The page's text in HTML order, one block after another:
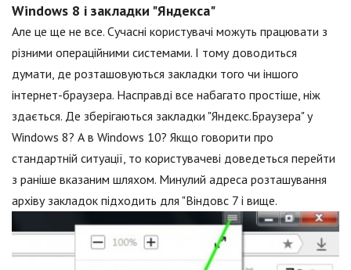
Windows 8 і закладки "Яндекса"
Але це ще не все. Сучасні користувачі можуть працювати з
різними операційними системами. І тому доводиться
думати, де розташовуються закладки того чи іншого
інтернет-браузера. Насправді все набагато простіше, ніж
здається. Де зберігаються закладки "Яндекс.Браузера" у
Windows 8? А в Windows 10? Якщо говорити про
стандартній ситуації, то користувачеві доведеться перейти
з раніше вказаним шляхом. Минулий адреса розташування
архіву закладок підходить для "Віндовс 7 і вище.